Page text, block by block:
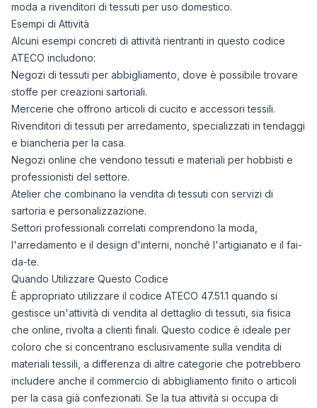
moda a rivenditori di tessuti per uso domestico.
Esempi di Attività
Alcuni esempi concreti di attività rientranti in questo codice
ATECO includono:
Negozi di tessuti per abbigliamento, dove è possibile trovare
stoffe per creazioni sartoriali.
Mercerie che offrono articoli di cucito e accessori tessili.
Rivenditori di tessuti per arredamento, specializzati in tendaggi
e biancheria per la casa.
Negozi online che vendono tessuti e materiali per hobbisti e
professionisti del settore.
Atelier che combinano la vendita di tessuti con servizi di
sartoria e personalizzazione.
Settori professionali correlati comprendono la moda,
l'arredamento e il design d'interni, nonché l'artigianato e il fai-
da-te.
Quando Utilizzare Questo Codice
È appropriato utilizzare il codice ATECO 47.51.1 quando si
gestisce un'attività di vendita al dettaglio di tessuti, sia fisica
che online, rivolta a clienti finali. Questo codice è ideale per
coloro che si concentrano esclusivamente sulla vendita di
materiali tessili, a differenza di altre categorie che potrebbero
includere anche il commercio di abbigliamento finito o articoli
per la casa già confezionati. Se la tua attività si occupa di